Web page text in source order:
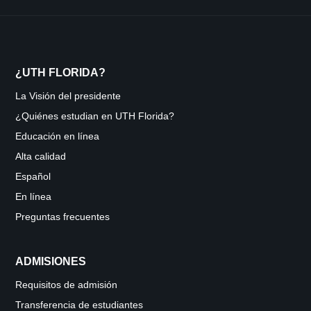
¿UTH FLORIDA?
La Visión del presidente
¿Quiénes estudian en UTH Florida?
Educación en línea
Alta calidad
Español
En línea
Preguntas frecuentes
ADMISIONES
Requisitos de admisión
Transferencia de estudiantes